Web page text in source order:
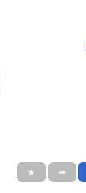
★ ➦